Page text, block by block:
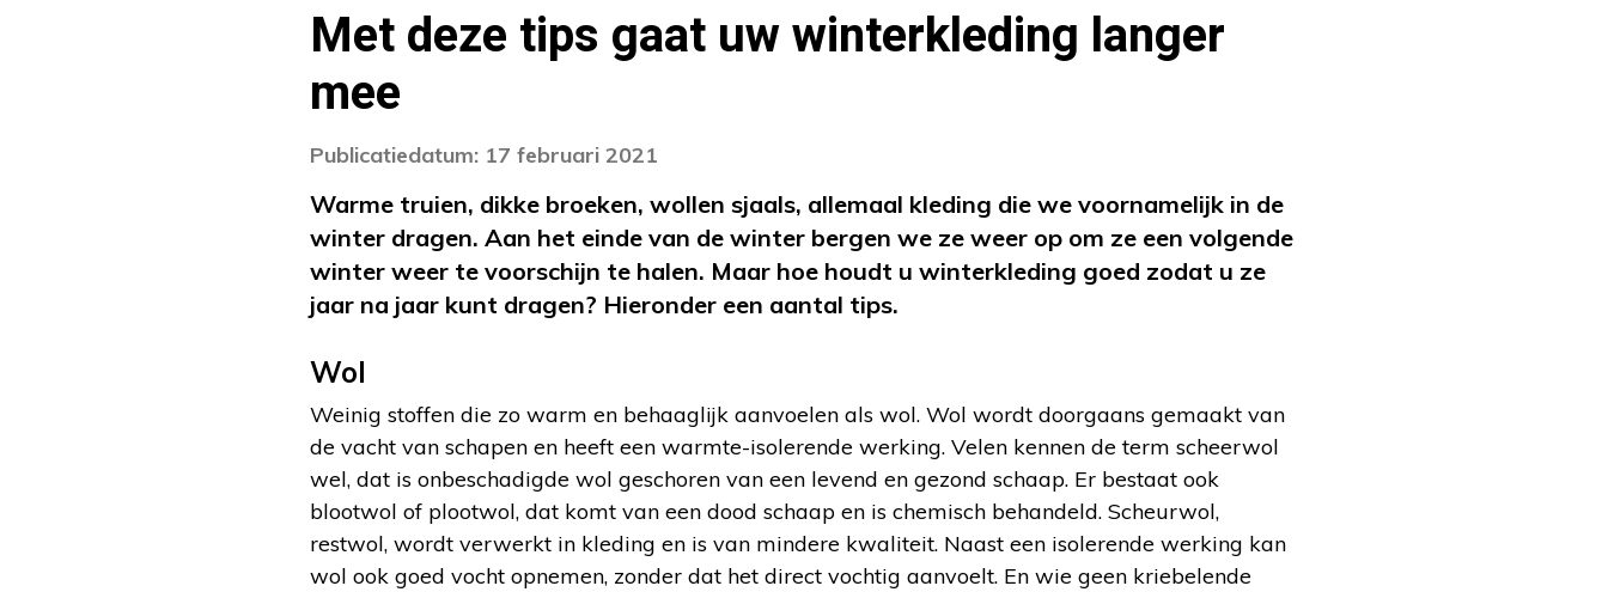
Met deze tips gaat uw winterkleding langer
mee
Publicatiedatum: 17 februari 2021
Warme truien, dikke broeken, wollen sjaals, allemaal kleding die we voornamelijk in de
winter dragen. Aan het einde van de winter bergen we ze weer op om ze een volgende
winter weer te voorschijn te halen. Maar hoe houdt u winterkleding goed zodat u ze
jaar na jaar kunt dragen? Hieronder een aantal tips.
Wol
Weinig stoffen die zo warm en behaaglijk aanvoelen als wol. Wol wordt doorgaans gemaakt van
de vacht van schapen en heeft een warmte-isolerende werking. Velen kennen de term scheerwol
wel, dat is onbeschadigde wol geschoren van een levend en gezond schaap. Er bestaat ook
blootwol of plootwol, dat komt van een dood schaap en is chemisch behandeld. Scheurwol,
restwol, wordt verwerkt in kleding en is van mindere kwaliteit. Naast een isolerende werking kan
wol ook goed vocht opnemen, zonder dat het direct vochtig aanvoelt. En wie geen kriebelende